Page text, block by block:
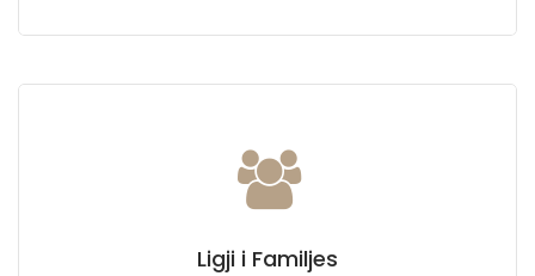
Ligji i Familjes